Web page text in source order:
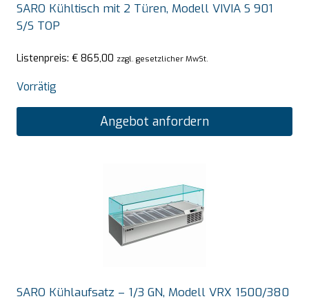
SARO Kühltisch mit 2 Türen, Modell VIVIA S 901
S/S TOP
Listenpreis: € 865,00 zzgl. gesetzlicher MwSt.
Vorrätig
Angebot anfordern
SARO Kühlaufsatz – 1/3 GN, Modell VRX 1500/380